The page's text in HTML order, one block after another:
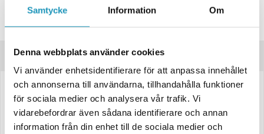
Samtycke Information Om
Denna webbplats använder cookies
Vi använder enhetsidentifierare för att anpassa innehållet
och annonserna till användarna, tillhandahålla funktioner
för sociala medier och analysera vår trafik. Vi
vidarebefordrar även sådana identifierare och annan
information från din enhet till de sociala medier och
Spara produkt
Frågor om produkten?
Produktinformation
LED Baklampa SCANDI-270 Blå Valeryd Höger 200x130x50 mm, 12V,
Bajonett 5-pol
LED-baklampa SCANDI-270 från Valeryd är enrobust och mångsidig